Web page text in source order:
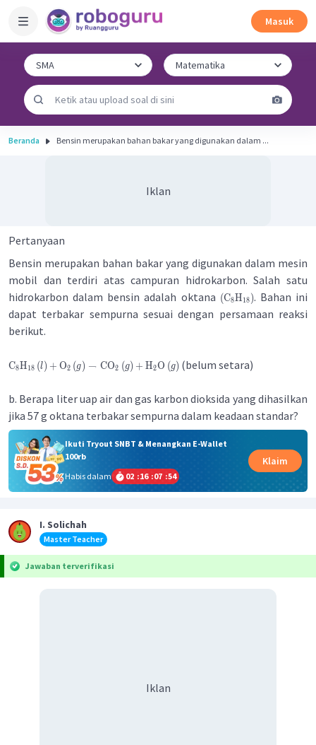
Masuk
Beranda Bensin merupakan bahan bakar yang digunakan dalam ...
Iklan
Pertanyaan
Bensin merupakan bahan bakar yang digunakan dalam mesin
mobil dan terdiri atas campuran hidrokarbon. Salah satu
hidrokarbon dalam bensin adalah oktana (C8H18). Bahan ini
dapat terbakar sempurna sesuai dengan persamaan reaksi
berikut.
C8H18 (l) + O2 (g) → CO2 (g) + H2O (g) (belum setara)
b. Berapa liter uap air dan gas karbon dioksida yang dihasilkan
jika 57 g oktana terbakar sempurna dalam keadaan standar?
Ikuti Tryout SNBT & Menangkan E-Wallet
100rb
Habis dalam
02 :16 :07 :54
Klaim
I. Solichah
Master Teacher
Jawaban terverifikasi
Iklan